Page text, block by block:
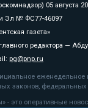
05 августа
Эл № ФС77-46097
газета»
редактора —
pg@pnp.ru
законов, федеральных
- это оперативные